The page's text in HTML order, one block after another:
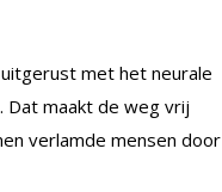
met het neurale
Dat maakt de weg vrij
verlamde mensen door